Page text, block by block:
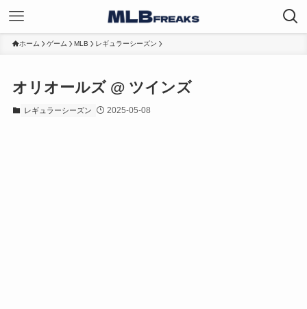
ホーム ゲーム MLB レギュラーシーズン
オリオールズ @ ツインズ
レギュラーシーズン 2025-05-08